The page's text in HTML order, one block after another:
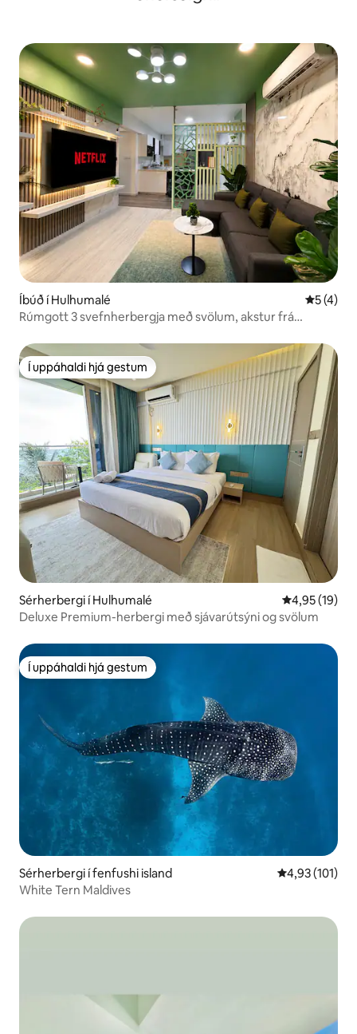
Íbúð í Hulhumalé 5 af 5 í
5 (4)
Rúmgott 3 svefnherbergja með svölum, akstur frá
Í uppáhaldi hjá gestum
Í uppáhaldi hjá gestum
Sérherbergi í Hulhumalé 4,95 af 5 í
4,95 (19)
Deluxe Premium-herbergi með sjávarútsýni og svölum
Í uppáhaldi hjá gestum
Í uppáhaldi hjá gestum
Sérherbergi í fenfushi island 4,93 af 5 í
4,93 (101)
White Tern Maldives